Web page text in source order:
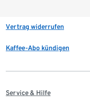
Vertrag widerrufen
Kaffee-Abo kündigen
Service & Hilfe